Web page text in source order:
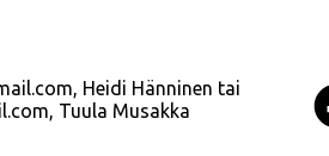
Heidi Hänninen tai
Tuula Musakka